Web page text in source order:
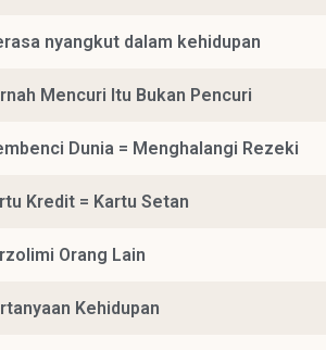
nyangkut dalam kehidupan
Mencuri Itu Bukan Pencuri
Dunia = Menghalangi Rezeki
Kredit = Kartu Setan
Orang Lain
Kehidupan